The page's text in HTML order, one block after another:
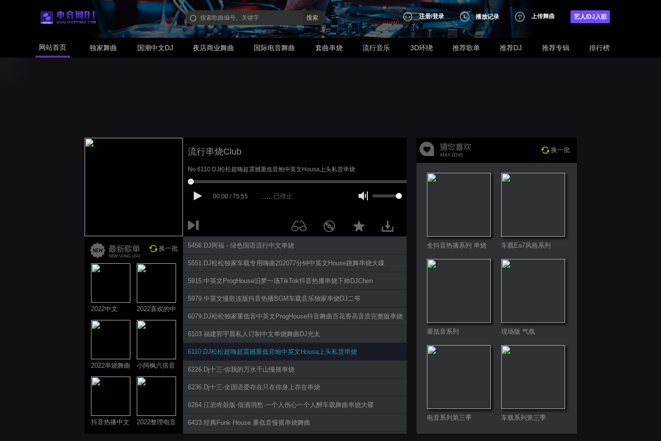
搜索 注册/登录 播放记录 上传舞曲 艺人/DJ入驻
网站首页 独家舞曲 国潮中文DJ 夜店商业舞曲 国际电音舞曲 套曲串烧 流行音乐 3D环绕 推荐歌单 推荐DJ 推荐专辑 排行榜
流行串烧Club
No.6110 DJ松松超嗨超震撼重低音炮中英文Housa上头私货串烧
00:00 / 75:55 已停止
换一批
2022中文
ProgHouse歌
2022喜欢的中
文DJ舞曲
2022串烧舞曲
系列
小阿枫六倍音
质系列 车载
抖音热播中文
2022整理电音
5456.DJ阿福 - 绿色国语流行中文串烧
5551.DJ松松独家车载专用嗨曲202077分钟中英文House跳舞串烧大碟
5915.中英文ProgHouse旧梦一场TikTok抖音热播串烧下帅DJChen
5979.中英文慢歌连版抖音热播BGM车载音乐独家串烧DJ二爷
6079.DJ松松独家重低音中英文ProgHouse抖音舞曲百花香高音质完整版串烧
6103.福建郭宇晨私人订制中文串烧舞曲DJ光太
6110.DJ松松超嗨超震撼重低音炮中英文Housa上头私货串烧
6226.Dj十三-你我的万水千山慢摇串烧
6236.Dj十三-全国语爱存在只在你身上存在串烧
6264.江岩咚鼓版·借酒消愁·一个人伤心一个人醉车载舞曲串烧大碟
6433.经典Funk House 重低音慢摇串烧舞曲
换一批
全抖音热播系列 串烧
舞曲Remix
车载Ea7风格系列
重低音系列 现场版 气氛
电音系列第三季 车载系列第三季